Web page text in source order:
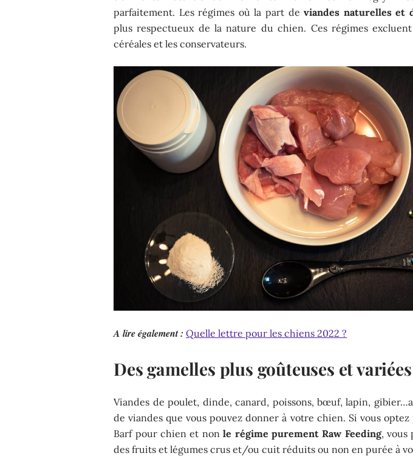
parfaitement. Les régimes où la part deviandes naturelles et
plus respectueux de la nature du chien. Ces régimes
céréales et les conservateurs.
A lire également : Quelle lettre pour les chiens 2022 ?
Des gamelles plus goûteuses et variées
Viandes de poulet, dinde, canard, poissons, bœuf, lapin,
de viandes que vous pouvez donner à votre chien. Si vous
Barf pour chien et nonle régime purement Raw Feeding, vous
des fruits et légumes crus et/ou cuit réduits ou non en purée à